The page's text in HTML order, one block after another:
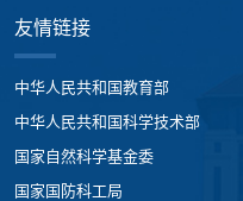
友情链接
中华人民共和国教育部
中华人民共和国科学技术部
国家自然科学基金委
国家国防科工局